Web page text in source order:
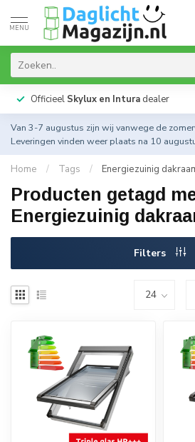
MENU
Officieel Skylux en Intura dealer
Van 3-7 augustus zijn wij vanwege de
Leveringen vinden weer plaats na 10
Home / Tags / Energiezuinig
Producten getagd
Energiezuinig
Filters